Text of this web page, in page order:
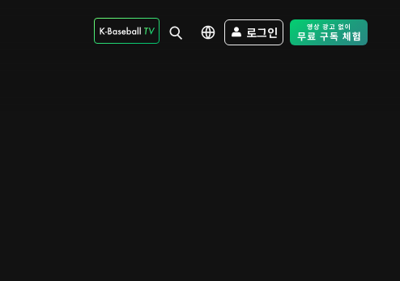
로그인 Free Trial -